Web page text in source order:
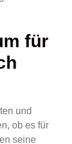
für
und
ob es für
seine